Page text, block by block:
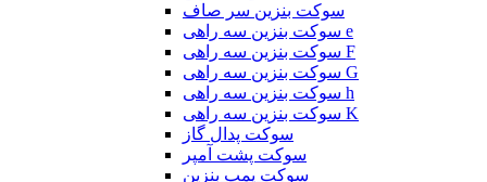
سوکت بنزین سر صاف
سوکت بنزین سه راهی e
سوکت بنزین سه راهی F
سوکت بنزین سه راهی G
سوکت بنزین سه راهی h
سوکت بنزین سه راهی K
سوکت پدال گاز
سوکت پشت آمپر
سوکت پمپ بنزین